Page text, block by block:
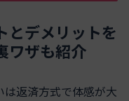
とデメリットを
ワザも紹介
返済方式で体感が大